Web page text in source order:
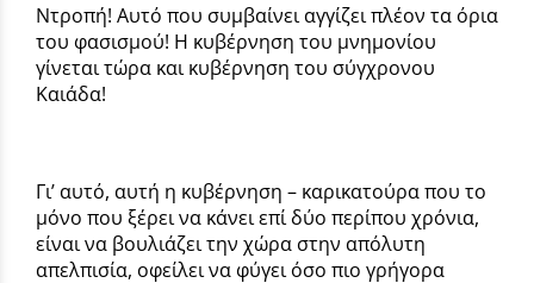
Ντροπή! Αυτό που συμβαίνει αγγίζει πλέον τα όρια
του φασισμού! Η κυβέρνηση του μνημονίου
γίνεται τώρα και κυβέρνηση του σύγχρονου
Καιάδα!
Γι’ αυτό, αυτή η κυβέρνηση – καρικατούρα που το
μόνο που ξέρει να κάνει επί δύο περίπου χρόνια,
είναι να βουλιάζει την χώρα στην απόλυτη
απελπισία, οφείλει να φύγει όσο πιο γρήγορα